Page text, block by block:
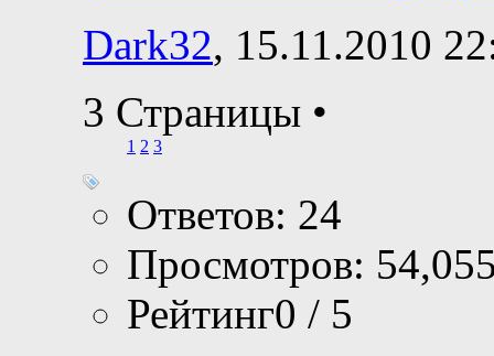
Dark32, 15.11.2010
3 Страницы •
1 2 3
Ответов: 24
Просмотров:
Рейтинг0 / 5